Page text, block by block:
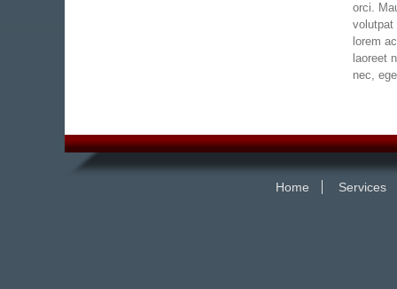
orci.
volutpat
lorem
laoreet
nec,
Home Services